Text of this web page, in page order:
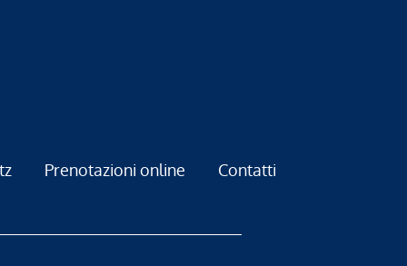
Prenotazioni online Contatti